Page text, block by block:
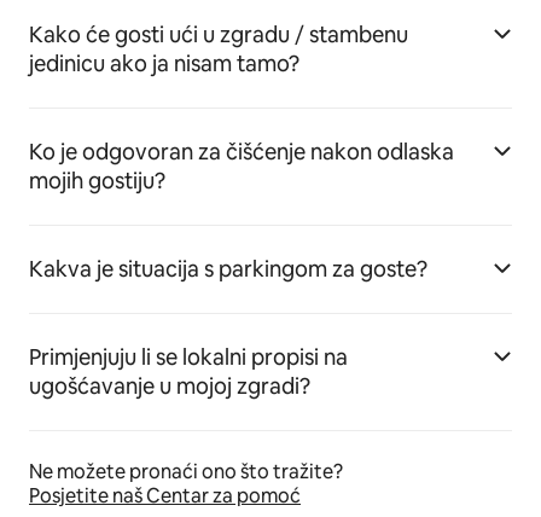
Kako će gosti ući u zgradu / stambenu
jedinicu ako ja nisam tamo?
Ko je odgovoran za čišćenje nakon odlaska
mojih gostiju?
Kakva je situacija s parkingom za goste?
Primjenjuju li se lokalni propisi na
ugošćavanje u mojoj zgradi?
Ne možete pronaći ono što tražite?
Posjetite naš Centar za pomoć